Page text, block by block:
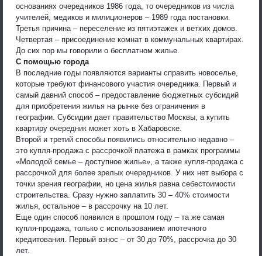
основаниях очередников 1986 года, то очередников из числа
учителей, медиков и милиционеров – 1989 года постановки.
Третья причина – переселение из пятиэтажек и ветхих домов.
Четвертая – присоединение комнат в коммунальных квартирах.
До сих пор мы говорили о бесплатном жилье.
С помощью города
В последние годы появляются варианты справить новоселье,
которые требуют финансового участия очередника. Первый и
самый давний способ – предоставление бюджетных субсидий
для приобретения жилья на рынке без ограничения в
географии. Субсидии дает правительство Москвы, а купить
квартиру очередник может хоть в Хабаровске.
Второй и третий способы появились относительно недавно –
это купля-продажа с рассрочкой платежа в рамках программы
«Молодой семье – доступное жилье», а также купля-продажа с
рассрочкой для более зрелых очередников. У них нет выбора с
точки зрения географии, но цена жилья равна себестоимости
строительства. Сразу нужно заплатить 30 – 40% стоимости
жилья, остальное – в рассрочку на 10 лет.
Еще один способ появился в прошлом году – та же самая
купля-продажа, только с использованием ипотечного
кредитования. Первый взнос – от 30 до 70%, рассрочка до 30
лет.